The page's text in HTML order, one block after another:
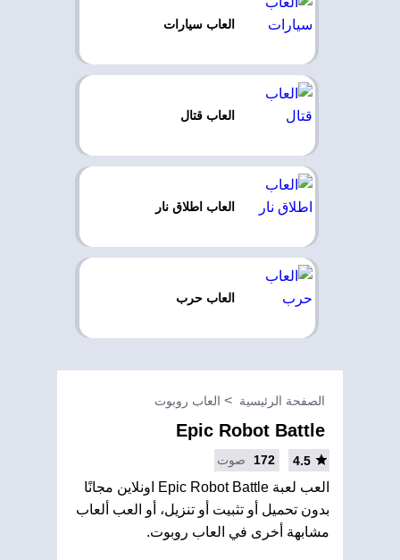
العاب سيارات
العاب قتال
العاب اطلاق نار
العاب حرب
الصفحة الرئيسية العاب روبوت
Epic Robot Battle
4.5
172 صوت
العب لعبة Epic Robot Battle اونلاين مجانًا
بدون تحميل أو تثبيت أو تنزيل، أو العب ألعاب
مشابهة أخرى في العاب روبوت.